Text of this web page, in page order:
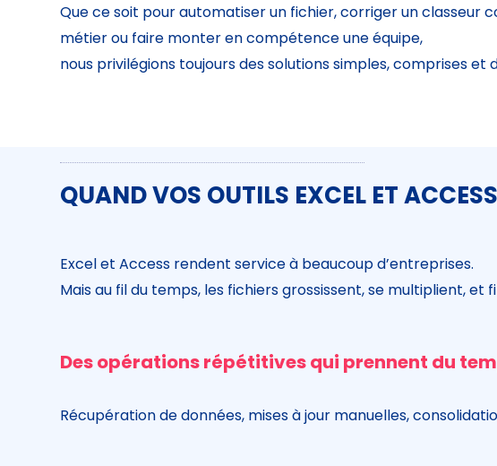
Que ce soit pour automatiser un fichier, corriger un classeur
métier ou faire monter en compétence une équipe,
nous privilégions toujours des solutions simples, comprises et
QUAND VOS OUTILS EXCEL ET
Excel et Access rendent service à beaucoup d’entreprises.
Mais au fil du temps, les fichiers grossissent, se multiplient,
Des opérations répétitives qui prennent du
Récupération de données, mises à jour manuelles,